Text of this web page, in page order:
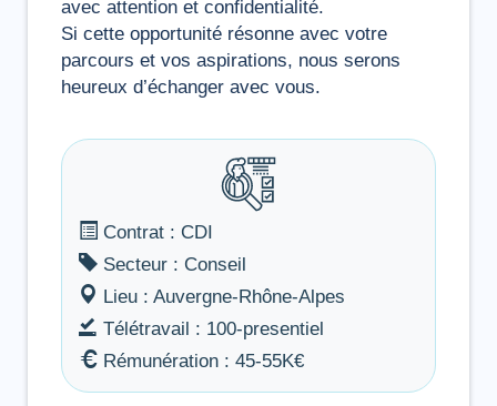
avec attention et confidentialité.
Si cette opportunité résonne avec votre
parcours et vos aspirations, nous serons
heureux d’échanger avec vous.
Contrat : CDI
Secteur : Conseil
Lieu : Auvergne-Rhône-Alpes
Télétravail : 100-presentiel
Rémunération : 45-55K€